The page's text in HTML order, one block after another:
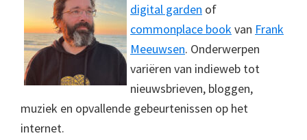
digital garden of
commonplace bookvan Frank
Meeuwsen. Onderwerpen
variëren van indieweb tot
nieuwsbrieven, bloggen,
muziek en opvallende gebeurtenissen op het
internet.